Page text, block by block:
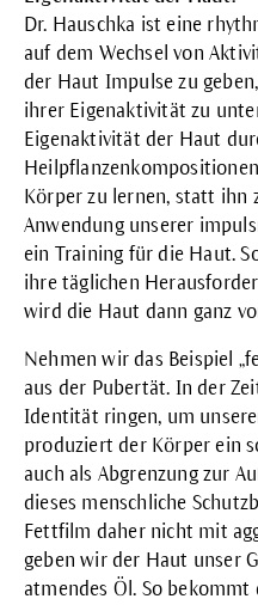
Dr. Hauschka ist eine
auf dem Wechsel von
der Haut Impulse zu
ihrer Eigenaktivität zu
Eigenaktivität der Haut
Körper zu lernen, statt ihn
Anwendung unserer
ein Training für die Haut.
ihre täglichen
wird die Haut dann ganz
Nehmen wir das Beispiel
aus der Pubertät. In der
Identität ringen, um
produziert der Körper ein
auch als Abgrenzung zur
dieses menschliche
Fettfilm daher nicht mit
geben wir der Haut unser
atmendes Öl. So bekommt